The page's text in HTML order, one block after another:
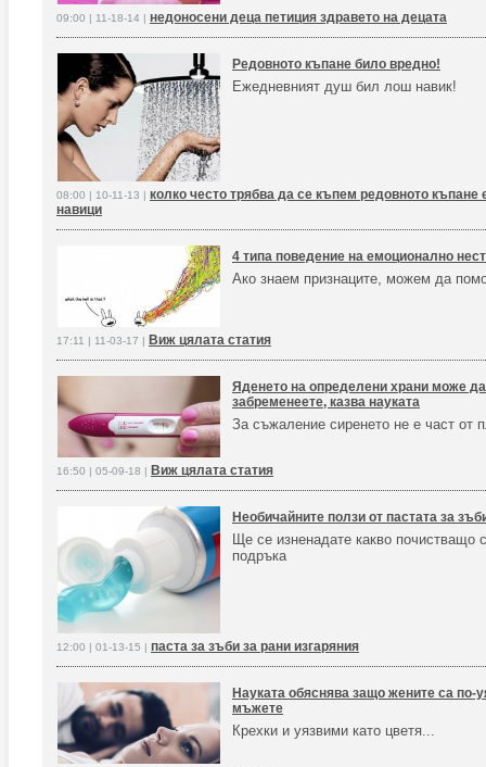
09:00 | 11-18-14 | недоносени деца петиция здравето на децата
Редовното къпане било вредно!
Ежедневният душ бил лош навик!
08:00 | 10-11-13 | колко често трябва да се къпем редовното къпане
навици
4 типа поведение на емоционално
Ако знаем признаците, можем да
17:11 | 11-03-17 | Виж цялата статия
Яденето на определени храни може
забременеете, казва науката
За съжаление сиренето не е част от
16:50 | 05-09-18 | Виж цялата статия
Необичайните ползи от пастата за
Ще се изненадате какво почистващо
подръка
12:00 | 01-13-15 | паста за зъби за рани изгаряния
Науката обяснява защо жените са по-
мъжете
Крехки и уязвими като цветя...